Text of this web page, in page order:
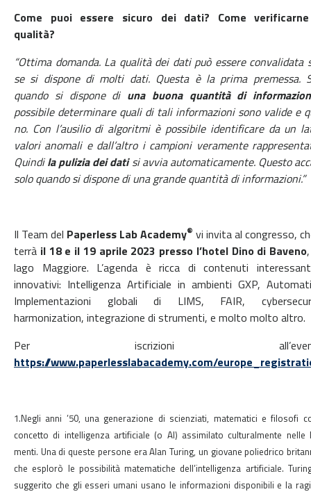
Come puoi essere sicuro dei dati? Come
qualità?
“Ottima domanda. La qualità dei dati può essere convalidata
se si dispone di molti dati. Questa è la prima premessa.
quando si dispone di una buona quantità di
possibile determinare quali di tali informazioni sono valide e
no. Con l’ausilio di algoritmi è possibile identificare da un
valori anomali e dall’altro i campioni veramente
Quindila pulizia dei datisi avvia automaticamente. Questo
solo quando si dispone di una grande quantità di informazioni.”
Il Team del Paperless Lab Academy® vi invita al congresso,
terrà il 18 e il 19 aprile 2023 presso l’hotel Dino di Baveno
lago Maggiore. L’agenda è ricca di contenuti
innovativi: Intelligenza Artificiale in ambienti GXP,
Implementazioni globali di LIMS, FAIR,
harmonization, integrazione di strumenti, e molto molto altro.
Per iscrizioni
https://www.paperlesslabacademy.com/
1.Negli anni ’50, una generazione di scienziati, matematici e filosofi
concetto di intelligenza artificiale (o AI) assimilato culturalmente nelle
menti. Una di queste persone era Alan Turing, un giovane poliedrico
che esplorò le possibilità matematiche dell’intelligenza artificiale.
suggerito che gli esseri umani usano le informazioni disponibili e la